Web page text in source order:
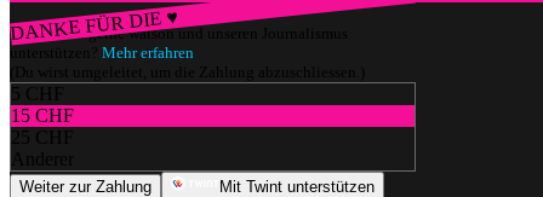
DANKE FÜR DIE ♥
Würdest du gerne watson und unseren Journalismus
unterstützen? Mehr erfahren
(Du wirst umgeleitet, um die Zahlung abzuschliessen.)
5 CHF
15 CHF
25 CHF
Anderer
Weiter zur Zahlung
Mit Twint unterstützen